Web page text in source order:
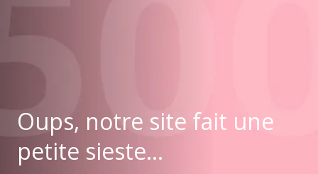
Oups, notre site fait une
petite sieste...